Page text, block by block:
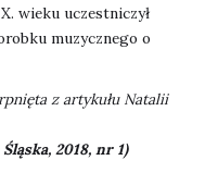
wieku uczestniczył
muzycznego o
z artykułu Natalii
2018, nr 1)